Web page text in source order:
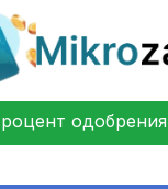
одобрения